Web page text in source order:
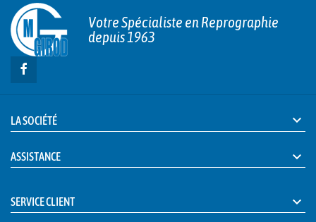
Votre Spécialiste en Reprographie
depuis 1963
LA SOCIÉTÉ 
ASSISTANCE 
SERVICE CLIENT 